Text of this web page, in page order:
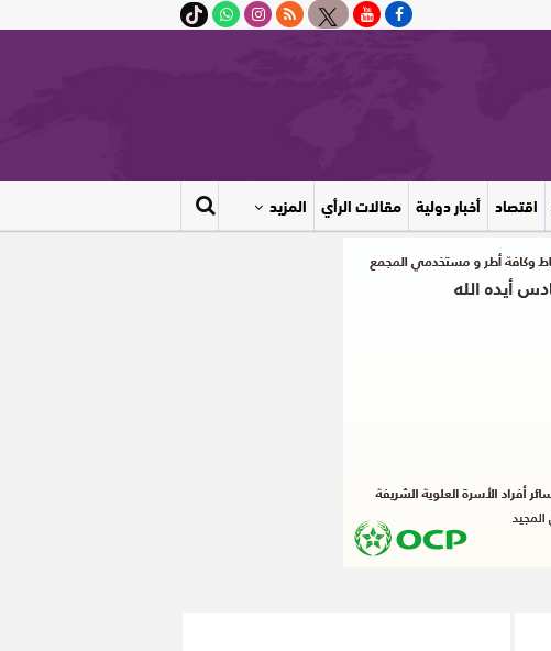
اقتصاد أخبار دولية مقالات الرأي المزيد